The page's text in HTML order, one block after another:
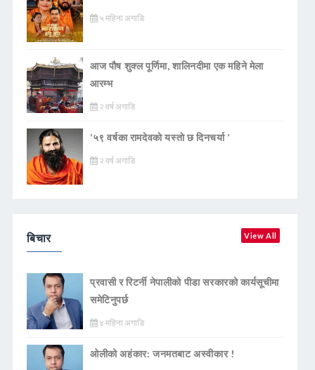
५ महिना अगाडि
आज पौष शुक्ल पूर्णिमा, शालिनदीमा एक महिने मेला
आरम्भ
२ वर्ष अगाडि
‘५९ वर्षका रामदेवकाे यस्ताे छ दिनचर्या ’
२ वर्ष अगाडि
बिचार View All
प्रवासी र रिटर्नी नेपालीको पीडा सरकारको कार्यसूचीमा
समेटिनुपर्छ
४ महिना अगाडि
ओलीको अहंकार: जनमतबाट अस्वीकार !